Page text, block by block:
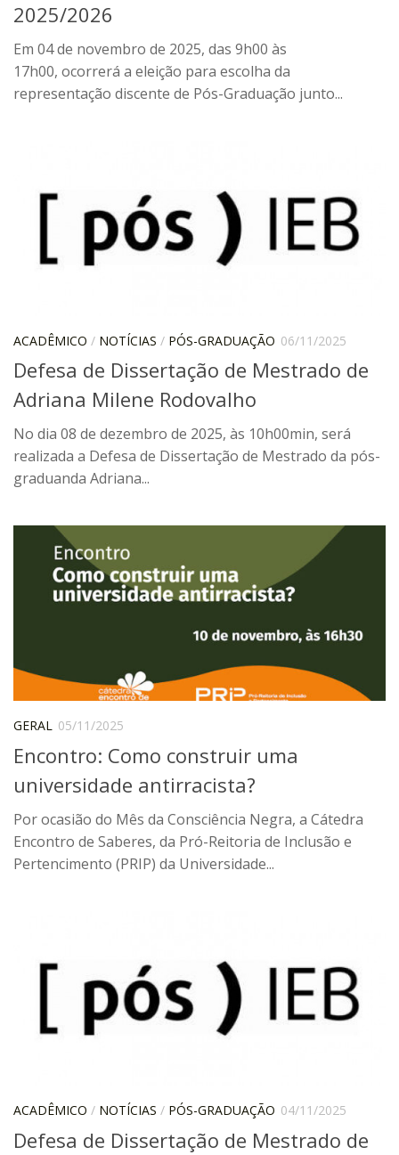
PCA
Divisão Administrativa Financeira
Sobre
Divisão de Apoio e Divulgação
Arquivo
Sobre
Catálogo on-line
Eventos
6º CIEAMP
Exposições
Manuel Correia de Andrade – o divulgador
científico
Movimentos Estudantis
Biblioteca Digital
Dedalus
Tutoriais
Aquisição de Acervo
Educativo
Extroversão
Projeto Brasil-África
Bluteau
Medicina
2025/2026
Em 04 de novembro de 2025, das 9h00 às
17h00, ocorrerá a eleição para escolha da
representação discente de Pós-Graduação junto...
ACADÊMICO / NOTÍCIAS / PÓS-GRADUAÇÃO 06/11/2025
Defesa de Dissertação de Mestrado de
Adriana Milene Rodovalho
No dia 08 de dezembro de 2025, às 10h00min, será
realizada a Defesa de Dissertação de Mestrado da pós-
graduanda Adriana...
GERAL 05/11/2025
Encontro: Como construir uma
universidade antirracista?
Por ocasião do Mês da Consciência Negra, a Cátedra
Encontro de Saberes, da Pró-Reitoria de Inclusão e
Pertencimento (PRIP) da Universidade...
ACADÊMICO / NOTÍCIAS / PÓS-GRADUAÇÃO 04/11/2025
Defesa de Dissertação de Mestrado de